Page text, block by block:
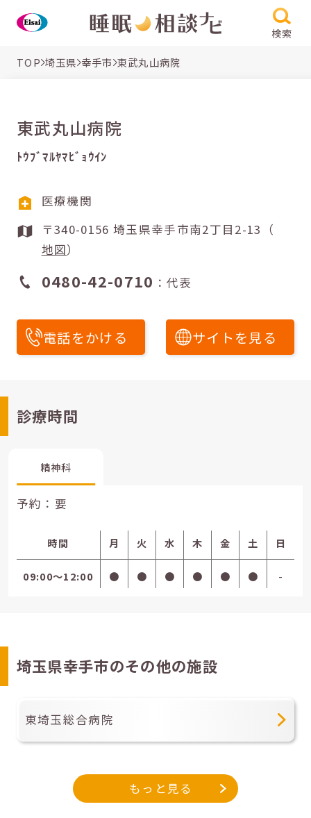
検索
TOP 埼玉県 幸手市 東武丸山病院
東武丸山病院
ﾄｳﾌﾞﾏﾙﾔﾏﾋﾞｮｳｲﾝ
医療機関
〒340-0156 埼玉県幸手市南2丁目2-13（
地図）
0480-42-0710 ：代表
電話をかける サイトを見る
診療時間
精神科
予約：要
時間 月 火 水 木 金 土 日
09:00〜12:00 ● ● ● ● ● ● -
埼玉県幸手市のその他の施設
東埼玉総合病院
もっと見る